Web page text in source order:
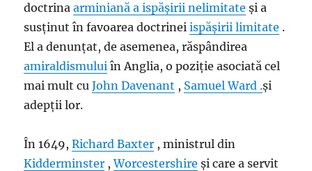
doctrinaarminiană aispășirii nelimitate și a
susținut în favoarea doctrineiispășirii limitate .
El a denunțat, de asemenea, răspândirea
amiraldismului în Anglia, o poziție asociată cel
mai mult cuJohn Davenant , Samuel Ward .și
adepții lor.
În 1649,Richard Baxter , ministrul din
Kidderminster ,Worcestershire și care a servit